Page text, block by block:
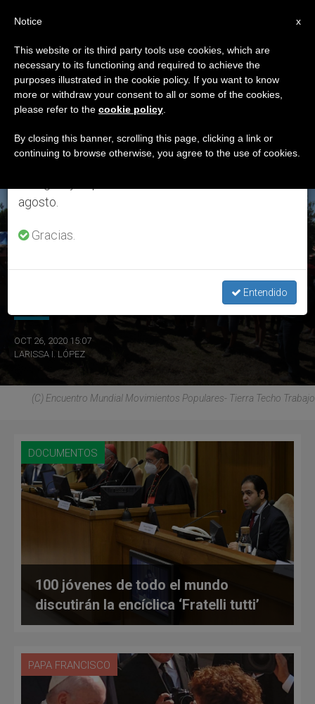
ETIQUETA
Posts Tagged
‘encuentro’
ÚLTIMAS NOTICIAS
OCT 26, 2020 15:07
LARISSA I. LÓPEZ
(C) Encuentro Mundial Movimientos Populares- Tierra Techo Trabajo
DOCUMENTOS
100 jóvenes de todo el mundo
discutirán la encíclica ‘Fratelli tutti’
PAPA FRANCISCO
×
Aviso importante
Del 27 de julio al 7 de agosto haremos la pausa
anual, aprovechando que en el periodo de verano
se generan menos informaciones y también el
agosto.
Gracias.
Entendido
x
Notice
This website or its third party tools use cookies, which are
necessary to its functioning and required to achieve the
purposes illustrated in the cookie policy. If you want to know
more or withdraw your consent to all or some of the cookies,
please refer to the cookie policy
By closing this banner, scrolling this page, clicking a link or
continuing to browse otherwise, you agree to the use of cookies.